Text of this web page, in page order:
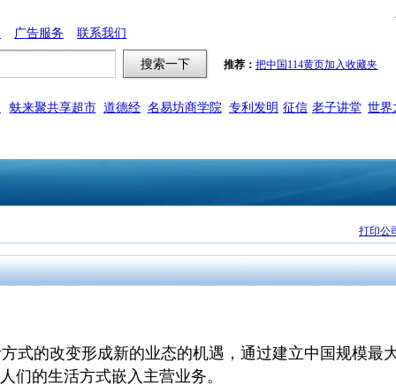
广告服务 联系我们
推荐： 把中国114黄页加入收藏夹
蚨来聚共享超市 道德经 名易坊商学院 专利发明 征信 老子讲堂 世界
打印公
式的改变形成新的业态的机遇，通过建立中国规模最
们的生活方式嵌入主营业务。